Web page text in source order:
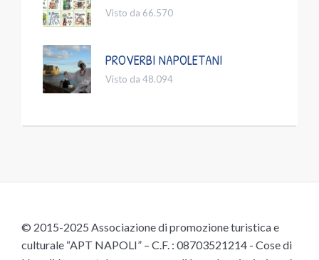
Visto da 66.570
PROVERBI NAPOLETANI
Visto da 48.094
© 2015-2025 Associazione di promozione turistica e
culturale “APT NAPOLI” – C.F. : 08703521214 - Cose di